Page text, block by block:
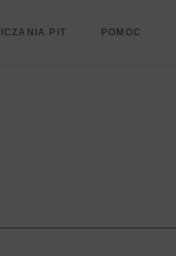
PIT POMOC